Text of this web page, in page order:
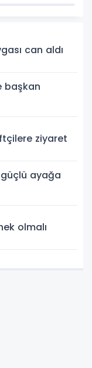
can aldı
başkan
ziyaret
güçlü ayağa
olmalı